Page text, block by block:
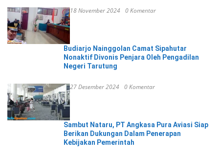
18 November 2024 0 Komentar
Budiarjo Nainggolan Camat Sipahutar
Nonaktif Divonis Penjara Oleh Pengadilan
Negeri Tarutung
27 Desember 2024 0 Komentar
Sambut Nataru, PT Angkasa Pura Aviasi Siap
Berikan Dukungan Dalam Penerapan
Kebijakan Pemerintah